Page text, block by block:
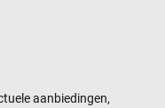
aanbiedingen,